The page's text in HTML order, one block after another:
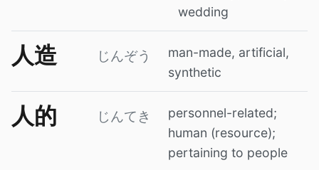
wedding
人造 じんぞう
man-made, artificial,
synthetic
人的 じんてき
personnel-related;
human (resource);
pertaining to people